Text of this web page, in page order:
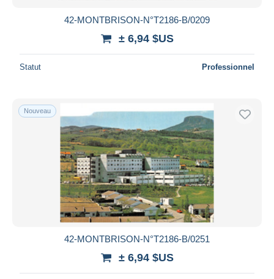
42-MONTBRISON-N°T2186-B/0209
± 6,94 $US
Statut Professionnel
Nouveau
42-MONTBRISON-N°T2186-B/0251
± 6,94 $US